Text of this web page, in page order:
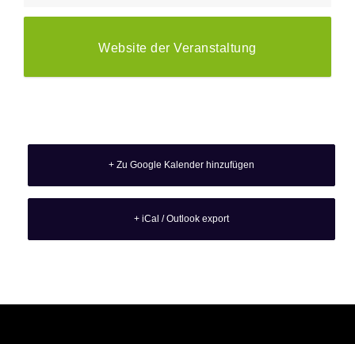
Website der Veranstaltung
+ Zu Google Kalender hinzufügen
+ iCal / Outlook export